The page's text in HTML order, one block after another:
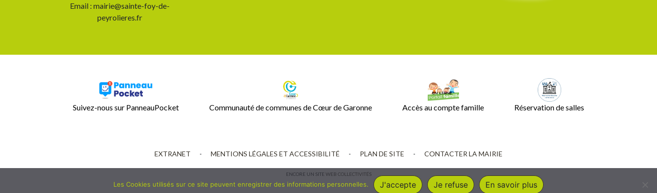
Email : mairie@sainte-foy-de-
peyrolieres.fr
Suivez-nous sur PanneauPocket Communauté de communes de Cœur de Garonne Accès au compte famille Réservation de salles
EXTRANET - MENTIONS LÉGALES ET ACCESSIBILITÉ - PLAN DE SITE - CONTACTER LA MAIRIE
ENCORE UN SITE WEB COLLECTIVITÉS
Les Cookies utilisés sur ce site peuvent enregistrer des informations personnelles. J'accepte Je refuse En savoir plus